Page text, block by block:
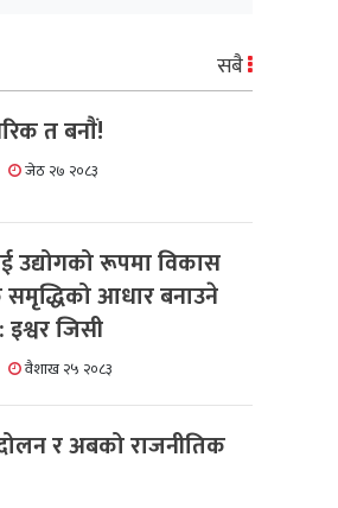
सबै
त बनाैं!
जेठ २७ २०८३
उद्योगको रूपमा विकास
समृद्धिको आधार बनाउने
जिसी
वैशाख २५ २०८३
र अबको राजनीतिक